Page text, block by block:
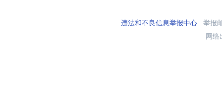
违法和不良信息举报中心举报
网